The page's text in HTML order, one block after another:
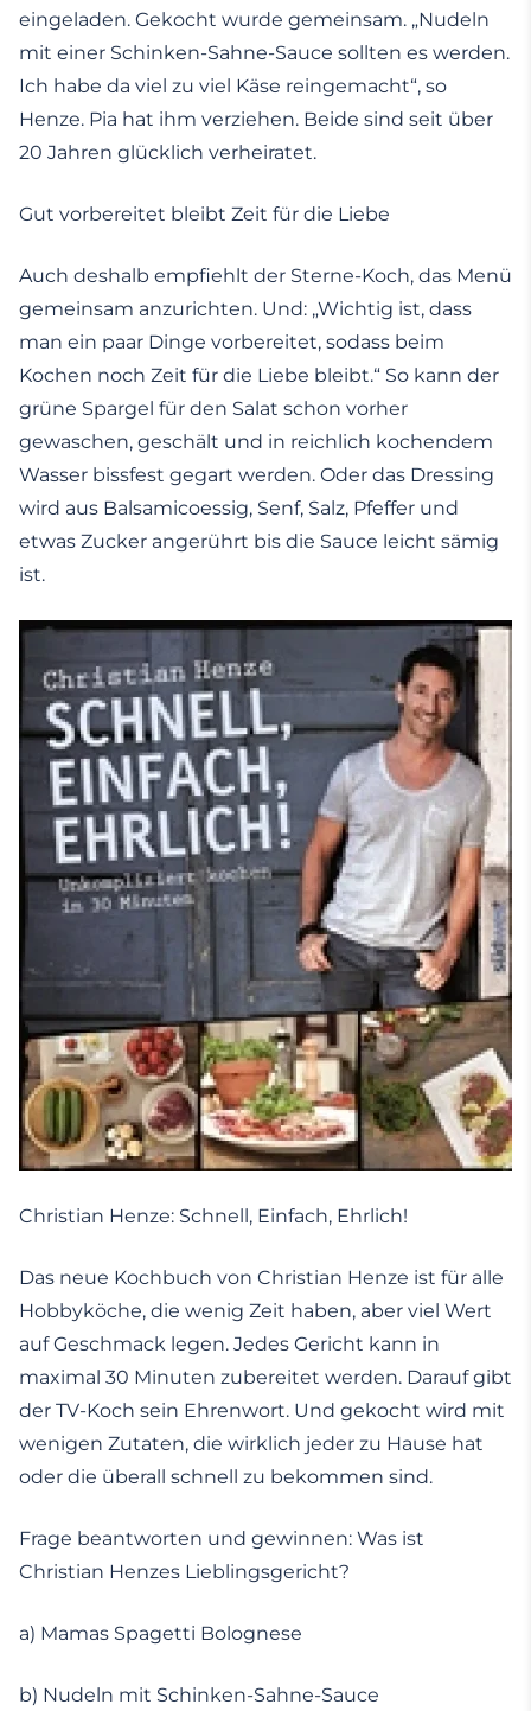
eingeladen. Gekocht wurde gemeinsam. „Nudeln
mit einer Schinken-Sahne-Sauce sollten es werden.
Ich habe da viel zu viel Käse reingemacht“, so
Henze. Pia hat ihm verziehen. Beide sind seit über
20 Jahren glücklich verheiratet.
Gut vorbereitet bleibt Zeit für die Liebe
Auch deshalb empfiehlt der Sterne-Koch, das Menü
gemeinsam anzurichten. Und: „Wichtig ist, dass
man ein paar Dinge vorbereitet, sodass beim
Kochen noch Zeit für die Liebe bleibt.“ So kann der
grüne Spargel für den Salat schon vorher
gewaschen, geschält und in reichlich kochendem
Wasser bissfest gegart werden. Oder das Dressing
wird aus Balsamicoessig, Senf, Salz, Pfeffer und
etwas Zucker angerührt bis die Sauce leicht sämig
ist.
Christian Henze: Schnell, Einfach, Ehrlich!
Das neue Kochbuch von Christian Henze ist für alle
Hobbyköche, die wenig Zeit haben, aber viel Wert
auf Geschmack legen. Jedes Gericht kann in
maximal 30 Minuten zubereitet werden. Darauf gibt
der TV-Koch sein Ehrenwort. Und gekocht wird mit
wenigen Zutaten, die wirklich jeder zu Hause hat
oder die überall schnell zu bekommen sind.
Frage beantworten und gewinnen: Was ist
Christian Henzes Lieblingsgericht?
a) Mamas Spagetti Bolognese
b) Nudeln mit Schinken-Sahne-Sauce